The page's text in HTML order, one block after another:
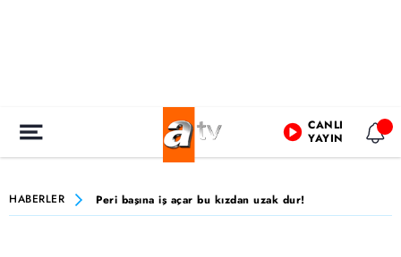
CANLI
YAYIN
HABERLER Peri başına iş açar bu kızdan uzak dur!